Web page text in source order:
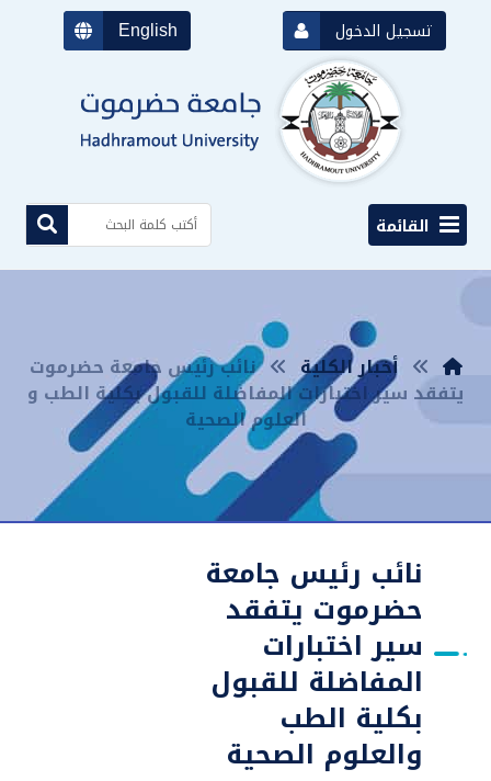
English تسجيل الدخول
القائمة
أخبار الكلية نائب رئيس جامعة حضرموت
يتفقد سير اختبارات المفاضلة للقبول بكلية الطب و
العلوم الصحية
نائب رئيس جامعة
حضرموت يتفقد
سير اختبارات
المفاضلة للقبول
بكلية الطب
والعلوم الصحية